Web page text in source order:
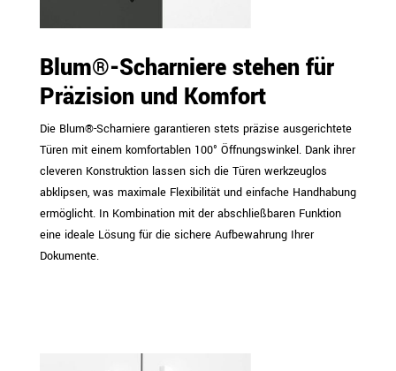
Blum®-Scharniere stehen für
Präzision und Komfort
Die Blum®-Scharniere garantieren stets präzise ausgerichtete
Türen mit einem komfortablen 100° Öffnungswinkel. Dank ihrer
cleveren Konstruktion lassen sich die Türen werkzeuglos
abklipsen, was maximale Flexibilität und einfache Handhabung
ermöglicht. In Kombination mit der abschließbaren Funktion
eine ideale Lösung für die sichere Aufbewahrung Ihrer
Dokumente.